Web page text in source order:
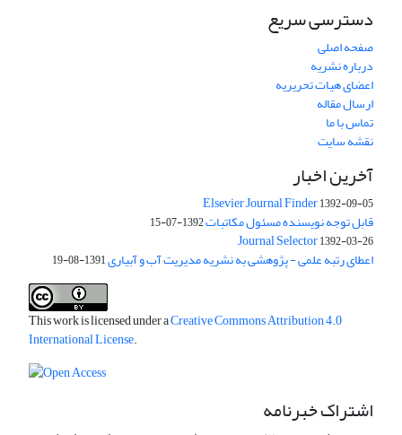
دسترسی سریع
صفحه اصلی
درباره نشریه
اعضای هیات تحریریه
ارسال مقاله
تماس با ما
نقشه سایت
آخرین اخبار
Elsevier Journal Finder1392-09-05
قابل توجه نویسنده مسئول مکاتبات1392-07-15
Journal Selector1392-03-26
اعطای رتبه علمی - پژوهشی به نشریه مدیریت آب و آبیاری1391-08-19
This work is licensed under aCreative Commons Attribution 4.0
International License.
اشتراک خبرنامه